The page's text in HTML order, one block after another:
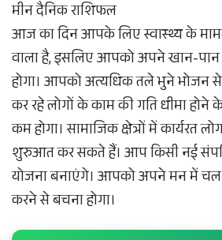
मीन दैनिक राशिफल
आज का दिन आपके लिए स्वास्थ्य के
वाला है, इसलिए आपको अपने खान-पान
होगा। आपको अत्यधिक तले भुने भोजन
कर रहे लोगों के काम की गति धीमा होने
कम होगा। सामाजिक क्षेत्रों में कार्यरत
शुरुआत कर सकते हैं। आप किसी नई
योजना बनाएंगे। आपको अपने मन में चल
करने से बचना होगा।